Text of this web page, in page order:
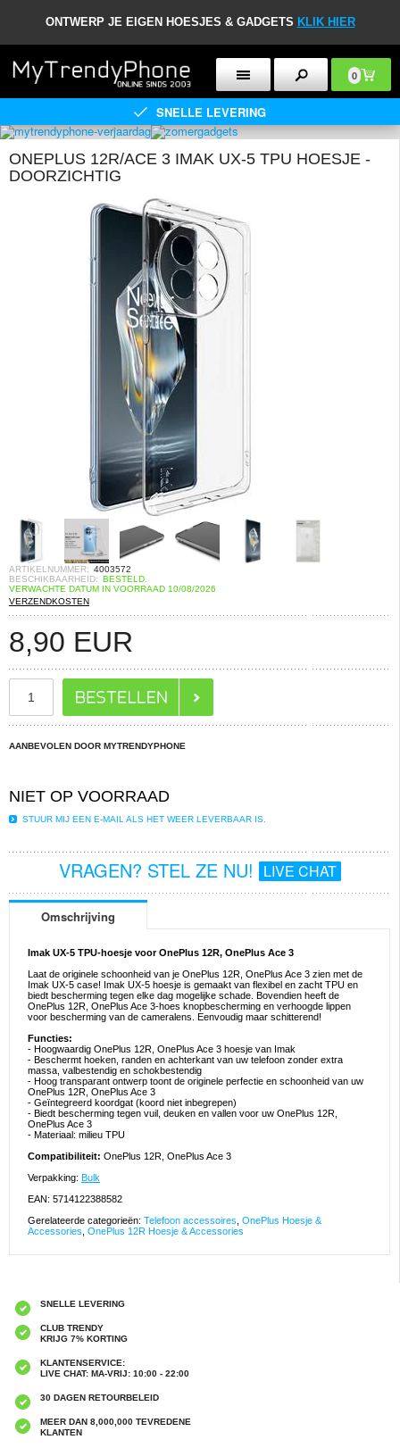
ONTWERP JE EIGEN HOESJES & GADGETS KLIK HIER
0
SNELLE LEVERING
ONEPLUS 12R/ACE 3 IMAK UX-5 TPU HOESJE -
DOORZICHTIG
ARTIKELNUMMER: 4003572
BESCHIKBAARHEID: BESTELD.
VERWACHTE DATUM IN VOORRAAD 10/08/2026
VERZENDKOSTEN
8,90 EUR
AANBEVOLEN DOOR MYTRENDYPHONE
NIET OP VOORRAAD
STUUR MIJ EEN E-MAIL ALS HET WEER LEVERBAAR IS.
VRAGEN? STEL ZE NU! LIVE CHAT
Omschrijving
Imak UX-5 TPU-hoesje voor OnePlus 12R, OnePlus Ace 3
Laat de originele schoonheid van je OnePlus 12R, OnePlus Ace 3 zien met de
Imak UX-5 case! Imak UX-5 hoesje is gemaakt van flexibel en zacht TPU en
biedt bescherming tegen elke dag mogelijke schade. Bovendien heeft de
OnePlus 12R, OnePlus Ace 3-hoes knopbescherming en verhoogde lippen
voor bescherming van de cameralens. Eenvoudig maar schitterend!
Functies:
- Hoogwaardig OnePlus 12R, OnePlus Ace 3 hoesje van Imak
- Beschermt hoeken, randen en achterkant van uw telefoon zonder extra
massa, valbestendig en schokbestendig
- Hoog transparant ontwerp toont de originele perfectie en schoonheid van uw
OnePlus 12R, OnePlus Ace 3
- Geïntegreerd koordgat (koord niet inbegrepen)
- Biedt bescherming tegen vuil, deuken en vallen voor uw OnePlus 12R,
OnePlus Ace 3
- Materiaal: milieu TPU
Compatibiliteit: OnePlus 12R, OnePlus Ace 3
Verpakking: Bulk
EAN: 5714122388582
Gerelateerde categorieën: Telefoon accessoires OnePlus Hoesje &
Accessories OnePlus 12R Hoesje & Accessories
SNELLE LEVERING
CLUB TRENDY
KRIJG 7% KORTING
KLANTENSERVICE:
LIVE CHAT: MA-VRIJ: 10:00 - 22:00
30 DAGEN RETOURBELEID
MEER DAN 8,000,000 TEVREDENE
KLANTEN